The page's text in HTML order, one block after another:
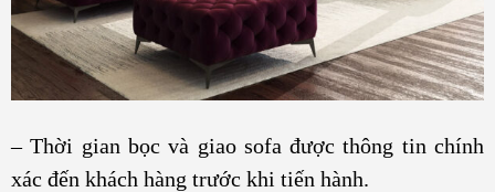
– Thời gian bọc và giao sofa được thông tin chính
xác đến khách hàng trước khi tiến hành.